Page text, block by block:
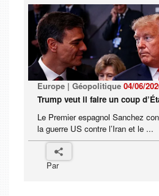
Europe | Géopolitique 04/06/
Trump veut il faire un coup
Le Premier espagnol Sanchez
la guerre US contre l’Iran et le ...
Par